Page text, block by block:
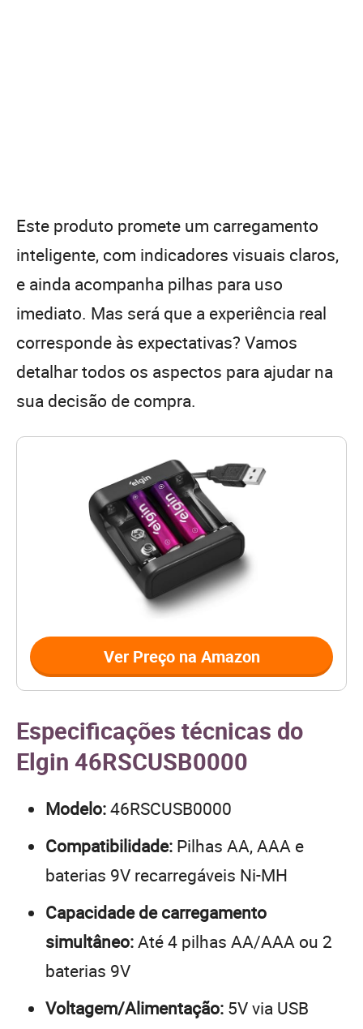
Este produto promete um carregamento
inteligente, com indicadores visuais claros,
e ainda acompanha pilhas para uso
imediato. Mas será que a experiência real
corresponde às expectativas? Vamos
detalhar todos os aspectos para ajudar na
sua decisão de compra.
Ver Preço na Amazon
Especificações técnicas do
Elgin 46RSCUSB0000
Modelo:46RSCUSB0000
Compatibilidade: Pilhas AA, AAA e
baterias 9V recarregáveis Ni-MH
Capacidade de carregamento
simultâneo:Até 4 pilhas AA/AAA ou 2
baterias 9V
Voltagem/Alimentação: 5V via USB